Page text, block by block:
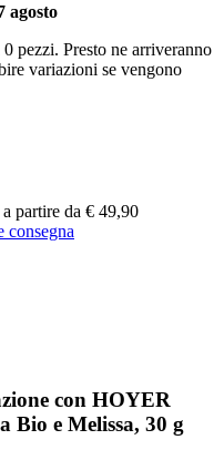
agosto
pezzi. Presto ne arriveranno
variazioni se vengono
a partire da € 49,90
consegna
con HOYER
Bio e Melissa, 30 g